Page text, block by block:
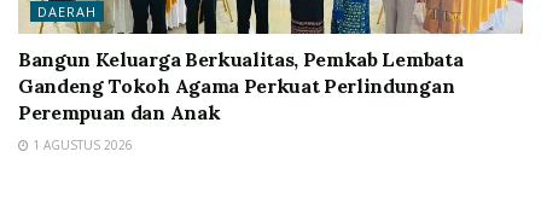
DAERAH
Bangun Keluarga Berkualitas, Pemkab Lembata
Gandeng Tokoh Agama Perkuat Perlindungan
Perempuan dan Anak
1 AGUSTUS 2026